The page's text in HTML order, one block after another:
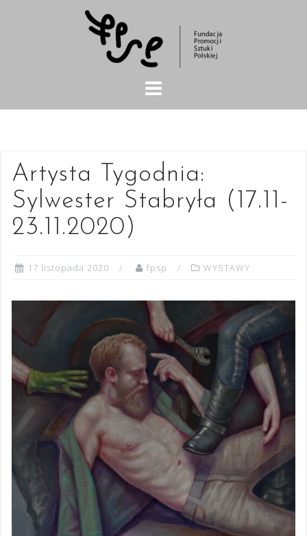
Artysta Tygodnia:
Sylwester Stabryła (17.11-
23.11.2020)
17 listopada 2020 fpsp WYSTAWY